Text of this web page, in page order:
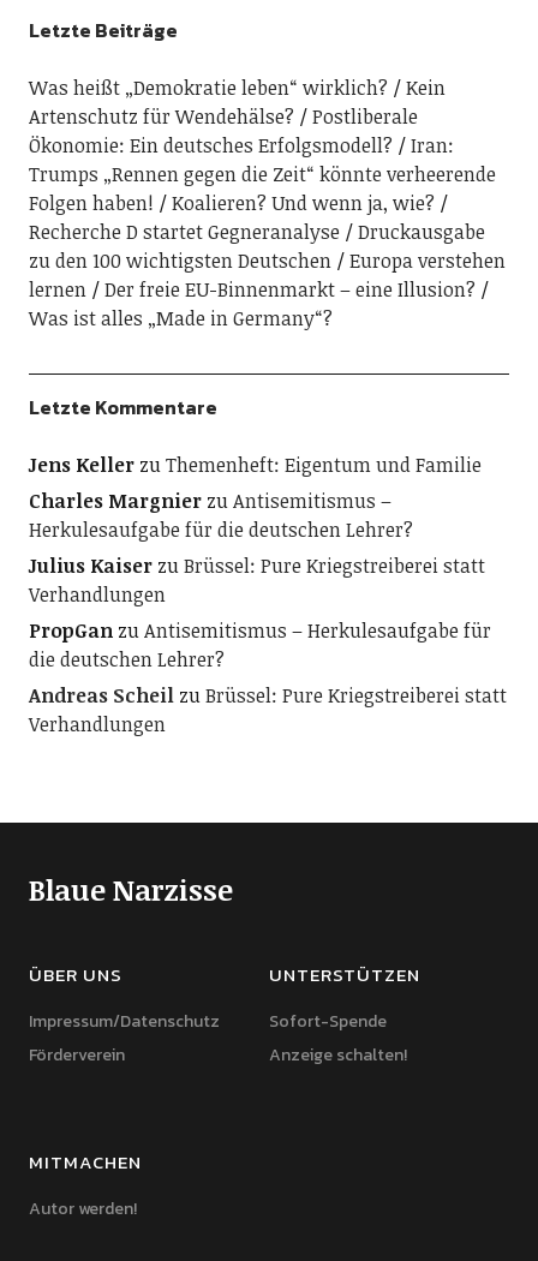
Letzte Beiträge
Was heißt „Demokratie leben“ wirklich?
Kein
Artenschutz für Wendehälse?
Postliberale
Ökonomie: Ein deutsches Erfolgsmodell?
Iran:
Trumps „Rennen gegen die Zeit“ könnte verheerende
Folgen haben!
Koalieren? Und wenn ja, wie?
Recherche D startet Gegneranalyse
Druckausgabe
zu den 100 wichtigsten Deutschen
Europa verstehen
lernen
Der freie EU-Binnenmarkt – eine Illusion?
Was ist alles „Made in Germany“?
Letzte Kommentare
Jens KellerzuThemenheft: Eigentum und Familie
Charles MargnierzuAntisemitismus –
Herkulesaufgabe für die deutschen Lehrer?
Julius KaiserzuBrüssel: Pure Kriegstreiberei statt
Verhandlungen
PropGanzuAntisemitismus – Herkulesaufgabe für
die deutschen Lehrer?
Andreas ScheilzuBrüssel: Pure Kriegstreiberei statt
Verhandlungen
Blaue Narzisse
ÜBER UNS
Impressum/Datenschutz
Förderverein
UNTERSTÜTZEN
Sofort-Spende
Anzeige schalten!
MITMACHEN
Autor werden!